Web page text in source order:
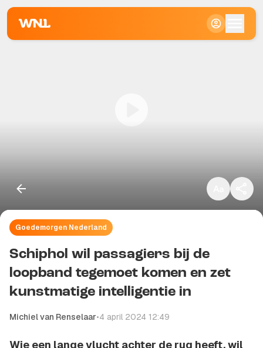
Goedemorgen Nederland
Schiphol wil passagiers bij de
loopband tegemoet komen en zet
kunstmatige intelligentie in
Michiel van Renselaar•4 april 2024 12:49
Wie een lange vlucht achter de rug heeft, wil